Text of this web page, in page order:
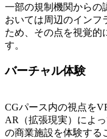
一部の規制機関からの
おいては周辺のインフ
ため、その点を視覚的
す。
バーチャル体験
CGパース内の視点を
AR（拡張現実）によ
の商業施設を体験する